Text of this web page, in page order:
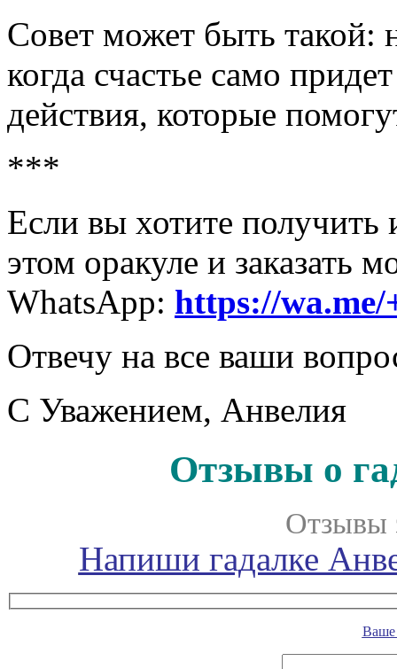
Совет может быть такой:
когда счастье само
действия, которые
***
Если вы хотите получить
этом оракуле и заказать
WhatsApp: https://wa.me/
Отвечу на все ваши
С Уважением, Анвелия
Отзывы о
Отзывы
Напиши гадалке
Ваше